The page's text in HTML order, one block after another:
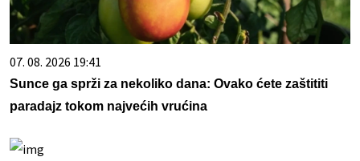
07. 08. 2026 19:41
Sunce ga sprži za nekoliko dana: Ovako ćete zaštititi
paradajz tokom najvećih vrućina